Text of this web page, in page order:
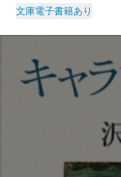
文庫電子書籍あり